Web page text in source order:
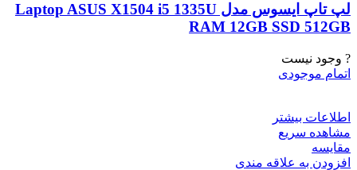
لپ تاپ ایسوس مدل Laptop ASUS X1504 i5 1335U
RAM 12GB SSD 512GB
? وجود نیست
اتمام موجودی
اطلاعات بیشتر
مشاهده سریع
مقایسه
افزودن به علاقه مندی